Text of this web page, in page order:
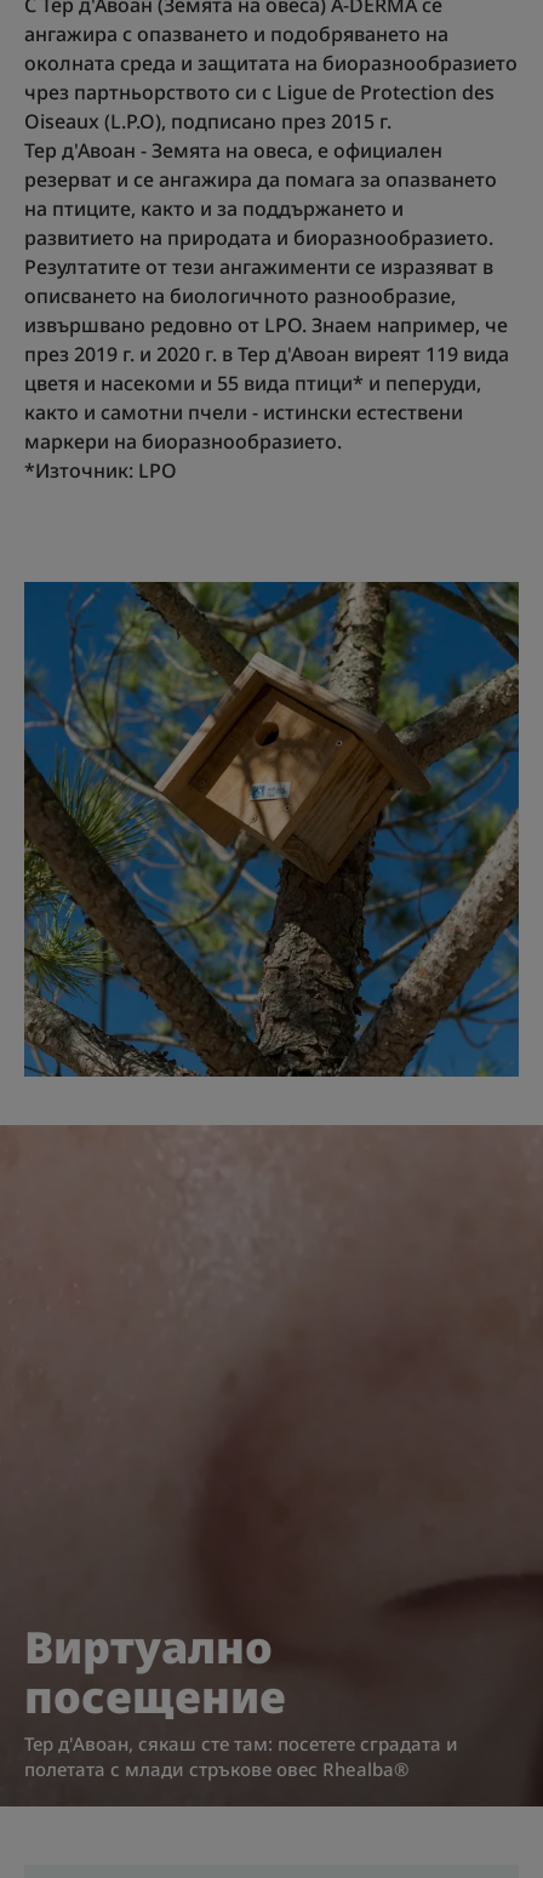
ангажира с опазването и подобряването на
околната среда и защитата на биоразнообразието
чрез партньорството си с Ligue de Protection des
Oiseaux (L.P.O), подписано през 2015 г.
Тер д'Авоан - Земята на овеса, е официален
резерват и се ангажира да помага за опазването
на птиците, както и за поддържането и
развитието на природата и биоразнообразието.
Резултатите от тези ангажименти се изразяват в
описването на биологичното разнообразие,
извършвано редовно от LPO. Знаем например, че
през 2019 г. и 2020 г. в Тер д'Авоан виреят 119 вида
цветя и насекоми и 55 вида птици* и пеперуди,
както и самотни пчели - истински естествени
маркери на биоразнообразието.
*Източник: LPO
Виртуално
посещение
Тер д'Авоан, сякаш сте там: посетете сградата и
полетата с млади стръкове овес Rhealba®